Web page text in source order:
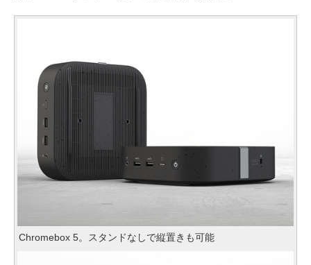
Chromebox 5。スタンドなしで縦置きも可能